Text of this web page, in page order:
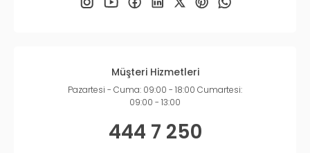
Müşteri Hizmetleri
Pazartesi - Cuma: 09:00 - 18:00 Cumartesi:
09:00 - 13:00
444 7 250